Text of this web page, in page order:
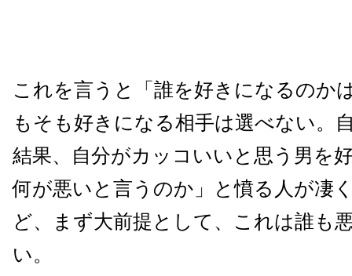
これを言うと「誰を好きになるのか
もそも好きになる相手は選べない。
結果、自分がカッコいいと思う男を
何が悪いと言うのか」と憤る人が凄
ど、まず大前提として、これは誰も
い。